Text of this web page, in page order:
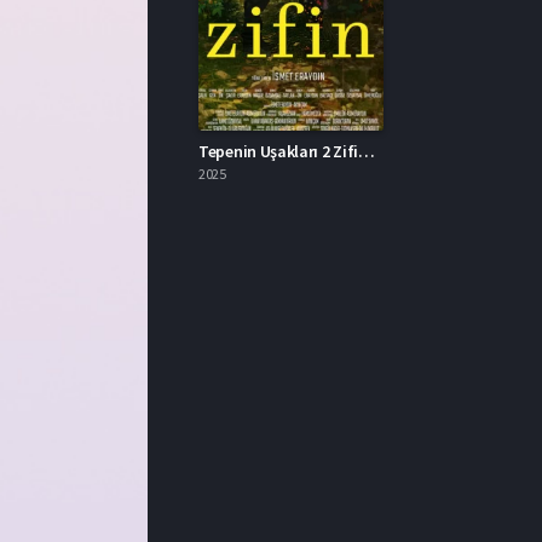
Tepenin Uşakları 2 Zifin Full İzle
2025